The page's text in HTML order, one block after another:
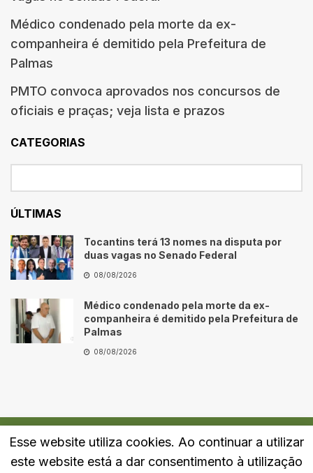
Médico condenado pela morte da ex-
companheira é demitido pela Prefeitura de
Palmas
PMTO convoca aprovados nos concursos de
oficiais e praças; veja lista e prazos
CATEGORIAS
ÚLTIMAS
Tocantins terá 13 nomes na disputa por
duas vagas no Senado Federal
08/08/2026
Médico condenado pela morte da ex-
companheira é demitido pela Prefeitura de
Palmas
08/08/2026
Quem Somos Fale Conosco Política de Privacidade
Esse website utiliza cookies. Ao continuar a utilizar
este website está a dar consentimento à utilização